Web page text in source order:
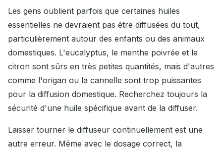
Les gens oublient parfois que certaines huiles
essentielles ne devraient pas être diffusées du tout,
particulièrement autour des enfants ou des animaux
domestiques. L'eucalyptus, le menthe poivrée et le
citron sont sûrs en très petites quantités, mais d'autres
comme l'origan ou la cannelle sont trop puissantes
pour la diffusion domestique. Recherchez toujours la
sécurité d'une huile spécifique avant de la diffuser.
Laisser tourner le diffuseur continuellement est une
autre erreur. Même avec le dosage correct, la